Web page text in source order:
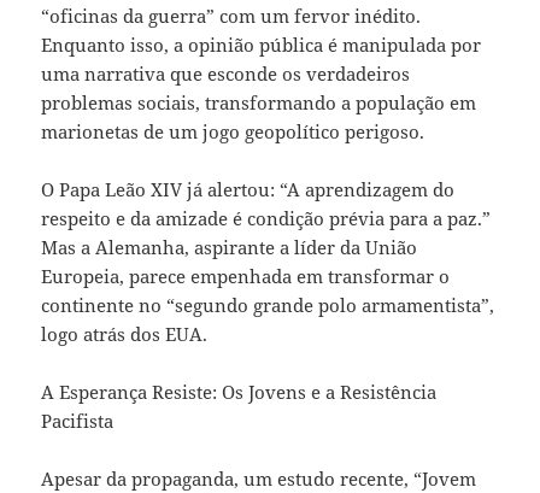
“oficinas da guerra” com um fervor inédito.
Enquanto isso, a opinião pública é manipulada por
uma narrativa que esconde os verdadeiros
problemas sociais, transformando a população em
marionetas de um jogo geopolítico perigoso.
O Papa Leão XIV já alertou: “A aprendizagem do
respeito e da amizade é condição prévia para a paz.”
Mas a Alemanha, aspirante a líder da União
Europeia, parece empenhada em transformar o
continente no “segundo grande polo armamentista”,
logo atrás dos EUA.
A Esperança Resiste: Os Jovens e a Resistência
Pacifista
Apesar da propaganda, um estudo recente, “Jovem